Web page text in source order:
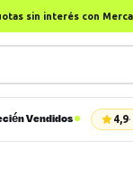
sin interés con
Vendidos 4,9